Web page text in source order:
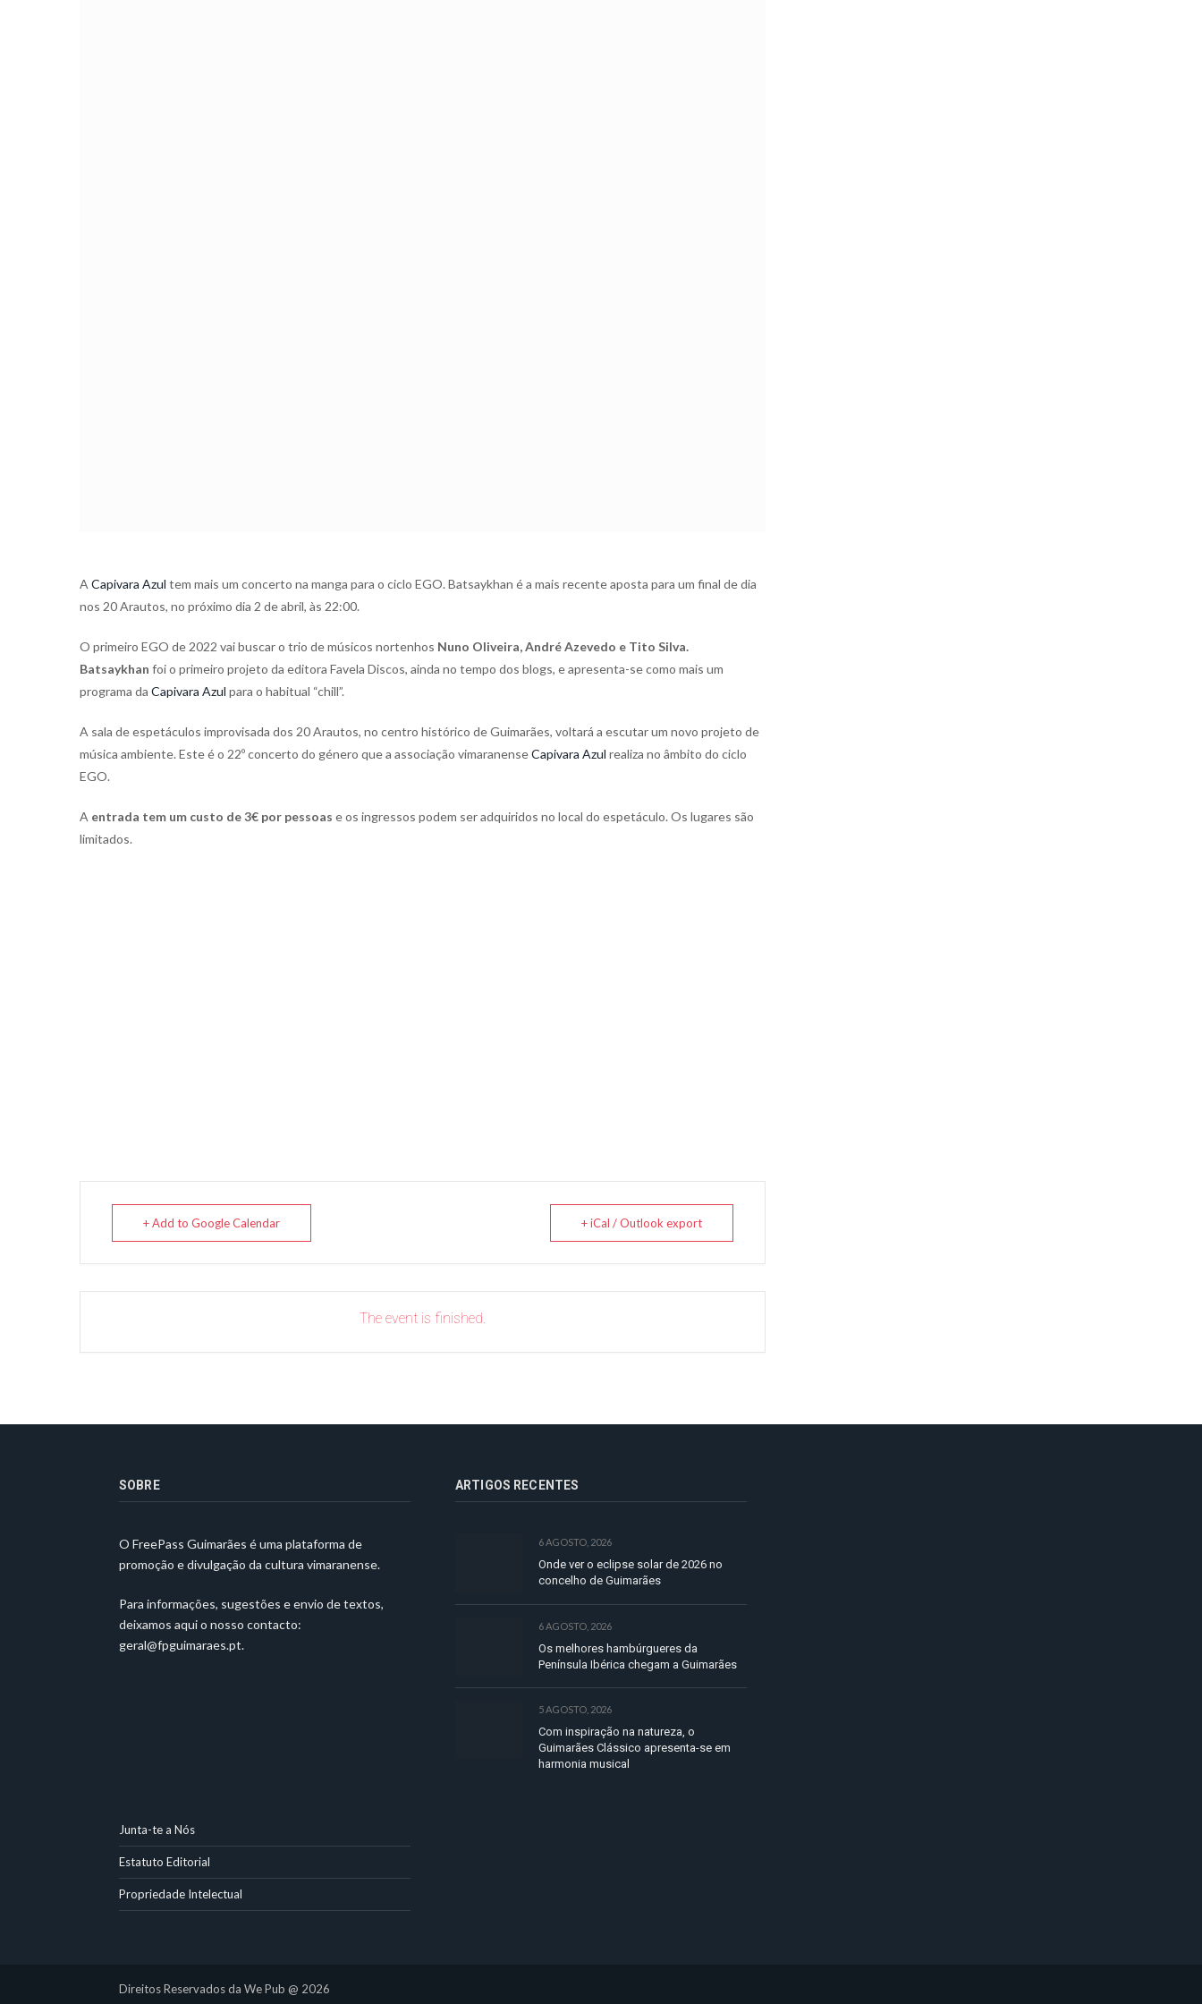
A Capivara Azul tem mais um concerto na manga para o ciclo EGO. Batsaykhan é a mais recente aposta para um final de dia
nos 20 Arautos, no próximo dia 2 de abril, às 22:00.
O primeiro EGO de 2022 vai buscar o trio de músicos nortenhos Nuno Oliveira, André Azevedo e Tito Silva.
Batsaykhan foi o primeiro projeto da editora Favela Discos, ainda no tempo dos blogs, e apresenta-se como mais um
programa da Capivara Azul para o habitual “chill”.
A sala de espetáculos improvisada dos 20 Arautos, no centro histórico de Guimarães, voltará a escutar um novo projeto de
música ambiente. Este é o 22º concerto do género que a associação vimaranenseCapivara Azul realiza no âmbito do ciclo
EGO.
A entrada tem um custo de 3€ por pessoas e os ingressos podem ser adquiridos no local do espetáculo. Os lugares são
limitados.
+ Add to Google Calendar + iCal / Outlook export
The event is finished.
SOBRE
O FreePass Guimarães é uma plataforma de
promoção e divulgação da cultura vimaranense.
Para informações, sugestões e envio de textos,
deixamos aqui o nosso contacto:
geral@fpguimaraes.pt.
ARTIGOS RECENTES
6 AGOSTO, 2026
Onde ver o eclipse solar de 2026 no
concelho de Guimarães
6 AGOSTO, 2026
Os melhores hambúrgueres da
Península Ibérica chegam a Guimarães
5 AGOSTO, 2026
Com inspiração na natureza, o
Guimarães Clássico apresenta-se em
harmonia musical
Junta-te a Nós
Estatuto Editorial
Propriedade Intelectual
Direitos Reservados da We Pub @ 2026